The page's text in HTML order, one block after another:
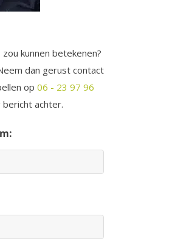
kunnen betekenen?
dan gerust contact
op 06 - 23 97 96
achter.